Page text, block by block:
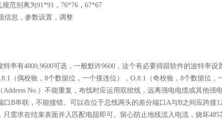
范别离为91*91，76*76，67*67
信息，参数设置，调整
率有4800,9600可选，一般默许9600，这个有必要得跟软件的波特率设
（偶校验，8个数据位，一个接连位），O.8.1（奇校验，8个数据位，
No.）不能重复，布线时应运用双绞线，远离强电电缆或其他强
B串联，不能接错。可以在位于总线两头的差分端口A与B之间应跨接
需求在结束表面并入匹配电阻即可。留心防止地线流入电流，烧坏485